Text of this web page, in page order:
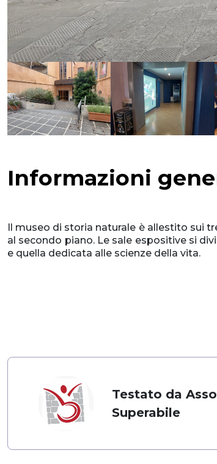
Informazioni
Il museo di storia naturale è allestito sui
al secondo piano. Le sale espositive si
e quella dedicata alle scienze della vita.
Testato da
Superabile